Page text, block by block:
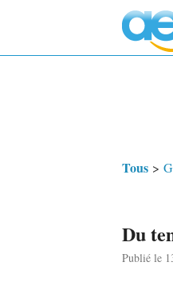
Tous >
Du
Publié le